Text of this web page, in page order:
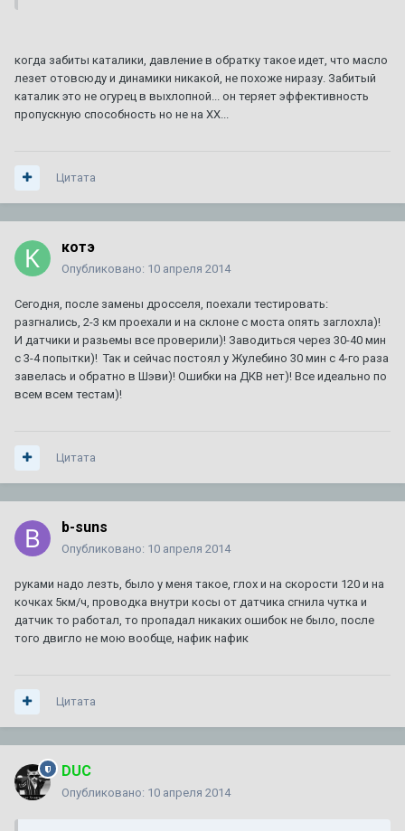
когда забиты каталики, давление в обратку такое идет, что масло
лезет отовсюду и динамики никакой, не похоже ниразу. Забитый
каталик это не огурец в выхлопной... он теряет эффективность
пропускную способность но не на ХХ...
Цитата
котэ
Опубликовано: 10 апреля 2014
Сегодня, после замены дросселя, поехали тестировать:
разгнались, 2-3 км проехали и на склоне с моста опять заглохла)!
И датчики и разьемы все проверили)! Заводиться через 30-40 мин
с 3-4 попытки)! Так и сейчас постоял у Жулебино 30 мин с 4-го раза
завелась и обратно в Шэви)! Ошибки на ДКВ нет)! Все идеально по
всем всем тестам)!
Цитата
b-suns
Опубликовано: 10 апреля 2014
руками надо лезть, было у меня такое, глох и на скорости 120 и на
кочках 5км/ч, проводка внутри косы от датчика сгнила чутка и
датчик то работал, то пропадал никаких ошибок не было, после
того двигло не мою вообще, нафик нафик
Цитата
DUC
Опубликовано: 10 апреля 2014